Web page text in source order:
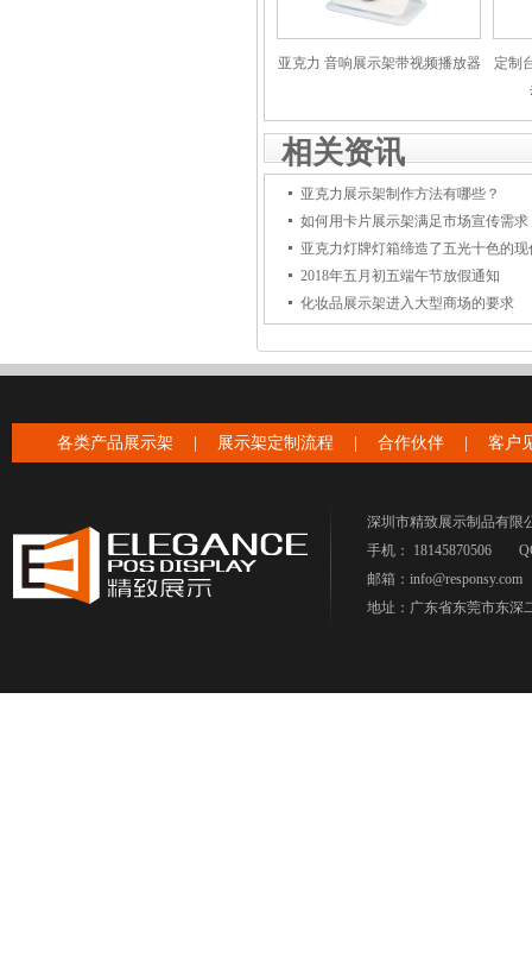
亚克力 音响展示架带视频播放器
定制
相关资讯
亚克力展示架制作方法有哪些？
如何用卡片展示架满足市场宣传需求
亚克力灯牌灯箱缔造了五光十色的现
2018年五月初五端午节放假通知
化妆品展示架进入大型商场的要求
各类产品展示架 展示架定制流程 合作伙伴 客户
深圳市精致展示制品有限
手机： 18145870506
邮箱：info@responsy.com
地址：广东省东莞市东深